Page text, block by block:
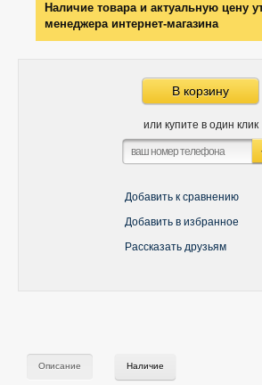
Наличие товара и актуальную цену
менеджера интернет-магазина
В корзину
или купите в один клик
Добавить к сравнению
Добавить в избранное
Рассказать друзьям
Описание Наличие